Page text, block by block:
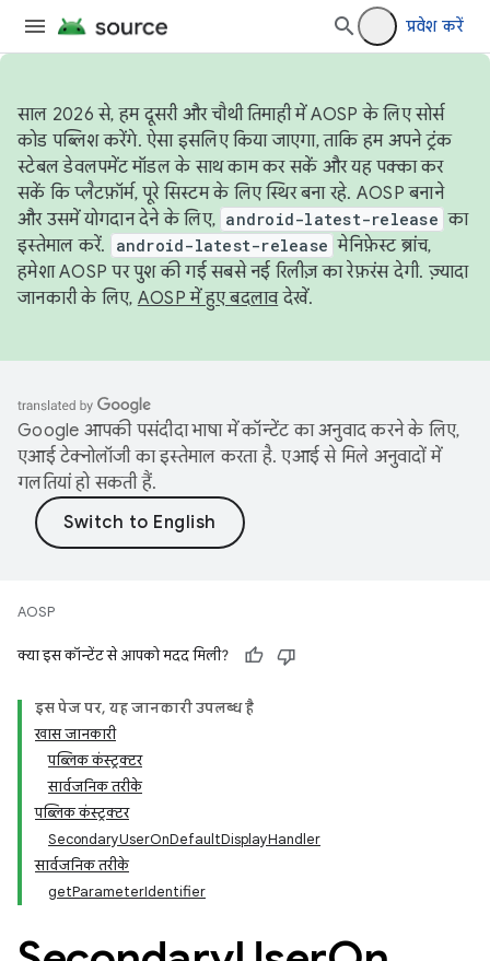
प्रवेश करें
साल 2026 से, हम दूसरी और चौथी तिमाही में AOSP के लिए सोर्स
कोड पब्लिश करेंगे. ऐसा इसलिए किया जाएगा, ताकि हम अपने ट्रंक
स्टेबल डेवलपमेंट मॉडल के साथ काम कर सकें और यह पक्का कर
सकें कि प्लैटफ़ॉर्म, पूरे सिस्टम के लिए स्थिर बना रहे. AOSP बनाने
और उसमें योगदान देने के लिए, android-latest-release का
इस्तेमाल करें.
android-latest-release मेनिफ़ेस्ट ब्रांच,
हमेशा AOSP पर पुश की गई सबसे नई रिलीज़ का रेफ़रंस देगी. ज़्यादा
जानकारी के लिए, AOSP में हुए बदलावदेखें.
Google आपकी पसंदीदा भाषा में कॉन्टेंट का अनुवाद करने के लिए,
एआई टेक्नोलॉजी का इस्तेमाल करता है. एआई से मिले अनुवादों में
गलतियां हो सकती हैं.
AOSP
क्या इस कॉन्टेंट से आपको मदद मिली?
इस पेज पर, यह जानकारी उपलब्ध है
खास जानकारी
पब्लिक कंस्ट्रक्टर
सार्वजनिक तरीके
पब्लिक कंस्ट्रक्टर
SecondaryUserOnDefaultDisplayHandler
सार्वजनिक तरीके
getParameterIdentifier